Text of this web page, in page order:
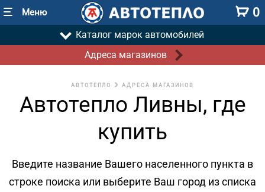
Меню 0
Каталог марок автомобилей
Адреса магазинов
АВТОТЕПЛО АДРЕСА МАГАЗИНОВ
Автотепло Ливны, где
купить
Введите название Вашего населенного пункта в
строке поиска или выберите Ваш город из списка